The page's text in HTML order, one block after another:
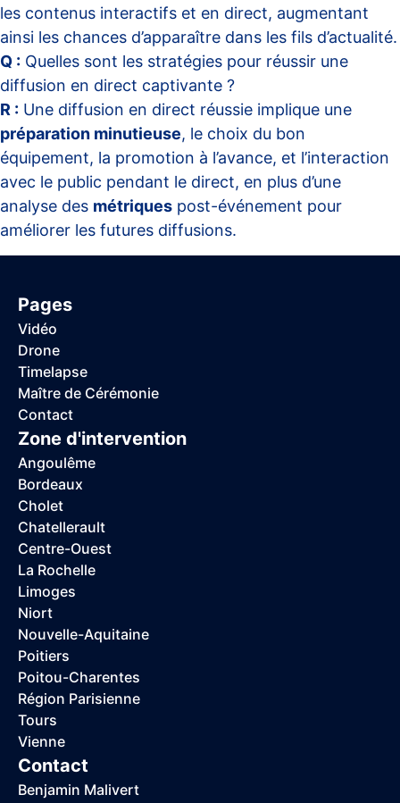
les contenus interactifs et en direct, augmentant
ainsi les chances d’apparaître dans les fils d’actualité.
Q : Quelles sont les stratégies pour réussir une
diffusion en direct captivante ?
R : Une diffusion en direct réussie implique une
préparation minutieuse, le choix du bon
équipement, la promotion à l’avance, et l’interaction
avec le public pendant le direct, en plus d’une
analyse des métriques post-événement pour
améliorer les futures diffusions.
Pages
Vidéo
Drone
Timelapse
Maître de Cérémonie
Contact
Zone d'intervention
Angoulême
Bordeaux
Cholet
Chatellerault
Centre-Ouest
La Rochelle
Limoges
Niort
Nouvelle-Aquitaine
Poitiers
Poitou-Charentes
Région Parisienne
Tours
Vienne
Contact
Benjamin Malivert